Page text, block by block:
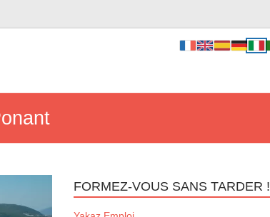
FORMEZ-VOUS SANS TARDER !